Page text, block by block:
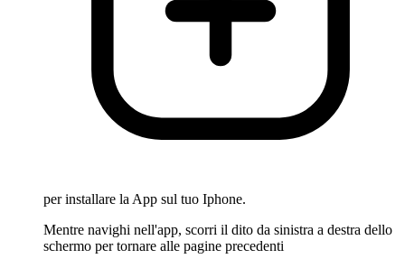
per installare la App sul tuo Iphone.
Mentre navighi nell'app, scorri il dito da sinistra a destra dello
schermo per tornare alle pagine precedenti